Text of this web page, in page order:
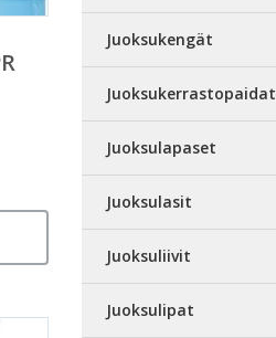
Juoksukengät
Juoksukerrastopaidat
Juoksulapaset
Juoksulasit
Juoksuliivit
Juoksulipat